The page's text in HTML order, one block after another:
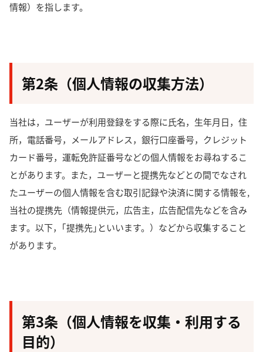
情報）を指します。
第2条（個人情報の収集方法）
当社は，ユーザーが利用登録をする際に氏名，生年月日，住
所，電話番号，メールアドレス，銀行口座番号，クレジット
カード番号，運転免許証番号などの個人情報をお尋ねするこ
とがあります。また，ユーザーと提携先などとの間でなされ
たユーザーの個人情報を含む取引記録や決済に関する情報を,
当社の提携先（情報提供元，広告主，広告配信先などを含み
ます。以下，｢提携先｣といいます。）などから収集すること
があります。
第3条（個人情報を収集・利用する
目的）